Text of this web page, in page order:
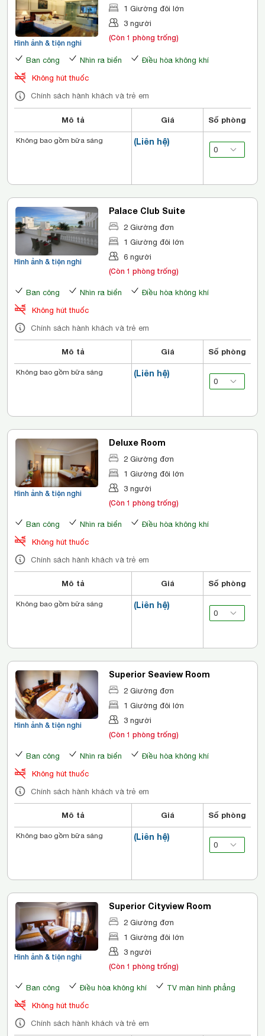
Hình ảnh & tiện nghi
1 Giường đôi lớn
3 người
(Còn 1 phòng trống)
Ban công Nhìn ra biển
Điều hòa không khí
Không hút thuốc
Chính sách hành khách và trẻ em
Mô tả Giá Số phòng
(Liên hệ)
Không bao gồm bữa sáng
Hình ảnh & tiện nghi
Palace Club Suite
2 Giường đơn
1 Giường đôi lớn
6 người
(Còn 1 phòng trống)
Ban công Nhìn ra biển
Điều hòa không khí
Không hút thuốc
Chính sách hành khách và trẻ em
Mô tả Giá Số phòng
(Liên hệ)
Không bao gồm bữa sáng
Hình ảnh & tiện nghi
Deluxe Room
2 Giường đơn
1 Giường đôi lớn
3 người
(Còn 1 phòng trống)
Ban công Nhìn ra biển
Điều hòa không khí
Không hút thuốc
Chính sách hành khách và trẻ em
Mô tả Giá Số phòng
(Liên hệ)
Không bao gồm bữa sáng
Hình ảnh & tiện nghi
Superior Seaview Room
2 Giường đơn
1 Giường đôi lớn
3 người
(Còn 1 phòng trống)
Ban công Nhìn ra biển
Điều hòa không khí
Không hút thuốc
Chính sách hành khách và trẻ em
Mô tả Giá Số phòng
(Liên hệ)
Không bao gồm bữa sáng
Hình ảnh & tiện nghi
Superior Cityview Room
2 Giường đơn
1 Giường đôi lớn
3 người
(Còn 1 phòng trống)
Ban công Điều hòa không khí
TV màn hình phẳng
Không hút thuốc
Chính sách hành khách và trẻ em